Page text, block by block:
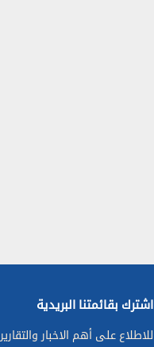
اشترك بقائمتنا البريدية
للاطلاع على أهم الاخبار